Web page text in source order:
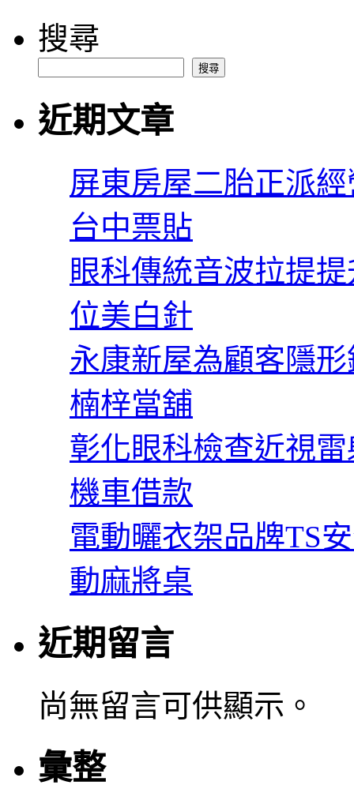
搜尋
搜尋
近期文章
屏東房屋二胎正派
台中票貼
眼科傳統音波拉提
位美白針
永康新屋為顧客隱
楠梓當舖
彰化眼科檢查近視
機車借款
電動曬衣架品牌TS
動麻將桌
近期留言
尚無留言可供顯示。
彙整